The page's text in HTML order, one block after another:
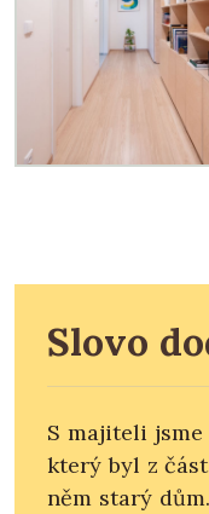
Slovo
S majiteli
který byl z
něm starý